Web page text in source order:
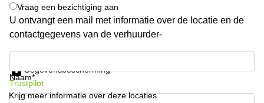
Coworking
space
Breda
Coworking
Kantoorruimte
in Arnhem
Vraag een bezichtiging aan
U ontvangt een mail met informatie over de locatie en de
contactgegevens van de verhuurder-
Naam*
Gegevensbescherming
Trustpilot
Krijg meer informatie over deze locaties